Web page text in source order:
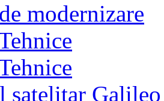
modernizare
satelitar Galileo